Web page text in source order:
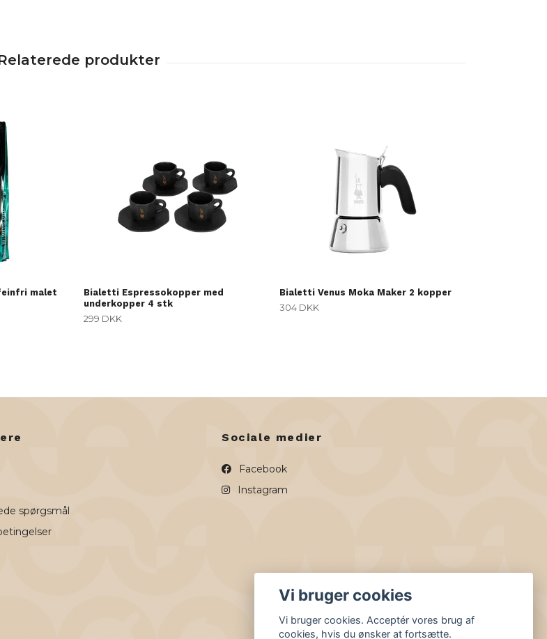
malet
Bialetti Espressokopper med
underkopper 4 stk
299 DKK
Bialetti Venus Moka Maker 2 kopper
304 DKK
spørgsmål
Sociale medier
Facebook
Instagram
Vi bruger cookies
Vi bruger cookies. Acceptér vores brug af
cookies, hvis du ønsker at fortsætte.